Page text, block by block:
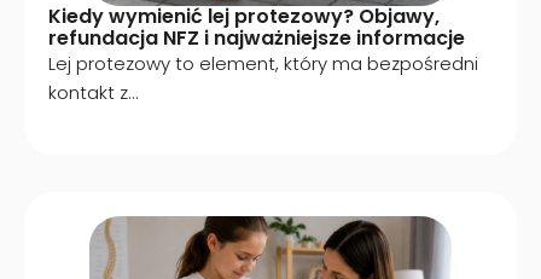
Kiedy wymienić lej protezowy? Objawy,
refundacja NFZ i najważniejsze informacje
Lej protezowy to element, który ma bezpośredni
kontakt z...